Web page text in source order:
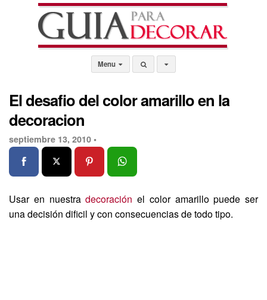
Menu
El desafio del color amarillo en la
decoracion
septiembre 13, 2010 •
Usar en nuestradecoración el color amarillo puede ser
una decisión dificil y con consecuencias de todo tipo.